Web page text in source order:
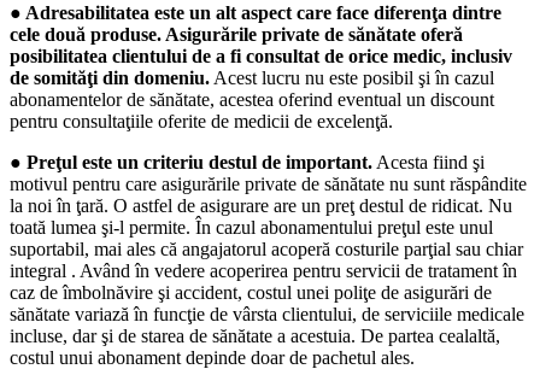
● Adresabilitatea este un alt aspect care face diferenţa dintre
cele două produse. Asigurările private de sănătate oferă
posibilitatea clientului de a fi consultat de orice medic, inclusiv
de somităţi din domeniu. Acest lucru nu este posibil şi în cazul
abonamentelor de sănătate, acestea oferind eventual un discount
pentru consultaţiile oferite de medicii de excelenţă.
● Preţul este un criteriu destul de important. Acesta fiind şi
motivul pentru care asigurările private de sănătate nu sunt răspândite
la noi în ţară. O astfel de asigurare are un preţ destul de ridicat. Nu
toată lumea şi-l permite. În cazul abonamentului preţul este unul
suportabil, mai ales că angajatorul acoperă costurile parţial sau chiar
integral . Având în vedere acoperirea pentru servicii de tratament în
caz de îmbolnăvire şi accident, costul unei poliţe de asigurări de
sănătate variază în funcţie de vârsta clientului, de serviciile medicale
incluse, dar şi de starea de sănătate a acestuia. De partea cealaltă,
costul unui abonament depinde doar de pachetul ales.